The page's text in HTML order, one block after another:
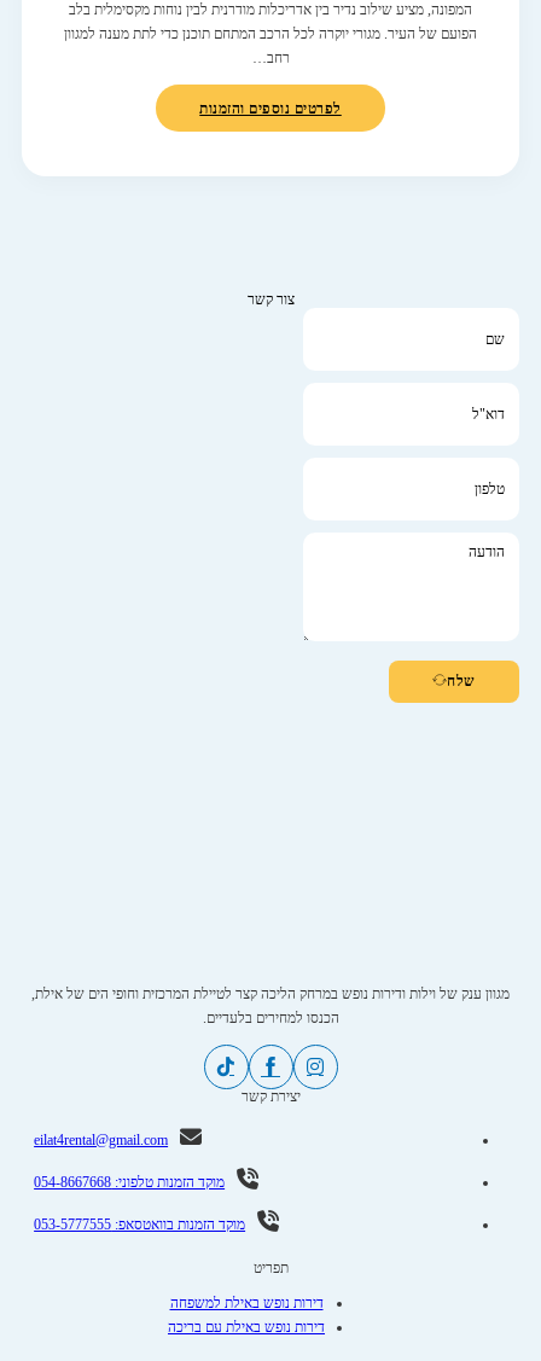
המפונה, מציע שילוב נדיר בין אדריכלות מודרנית לבין נוחות מקסימלית בלב
הפועם של העיר. מגורי יוקרה לכל הרכב המתחם תוכנן כדי לתת מענה למגוון
רחב…
לפרטים נוספים והזמנות
צור קשר
שלח
מגוון ענק של וילות ודירות נופש במרחק הליכה קצר לטיילת המרכזית וחופי הים של אילת,
הכנסו למחירים בלעדיים.
תפריט
דירות נופש באילת למשפחה
דירות נופש באילת עם בריכה
יצירת קשר
eilat4rental@gmail.com
מוקד הזמנות טלפוני: 054-8667668
מוקד הזמנות בוואטסאפ: 053-5777555